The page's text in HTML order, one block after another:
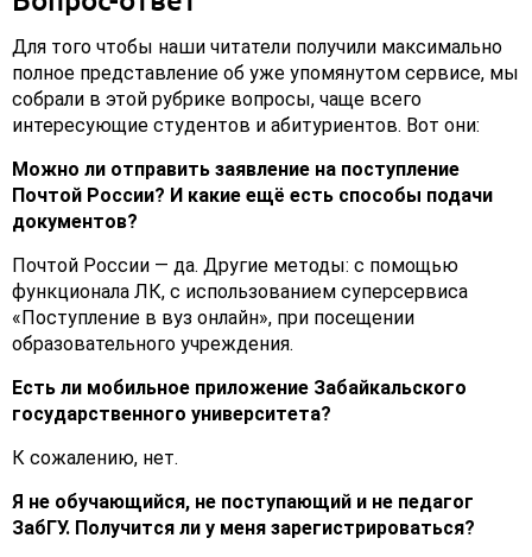
Для того чтобы наши читатели получили максимально
полное представление об уже упомянутом сервисе, мы
собрали в этой рубрике вопросы, чаще всего
интересующие студентов и абитуриентов. Вот они:
Можно ли отправить заявление на поступление
Почтой России? И какие ещё есть способы подачи
документов?
Почтой России — да. Другие методы: с помощью
функционала ЛК, с использованием суперсервиса
«Поступление в вуз онлайн», при посещении
образовательного учреждения.
Есть ли мобильное приложение Забайкальского
государственного университета?
К сожалению, нет.
Я не обучающийся, не поступающий и не педагог
ЗабГУ. Получится ли у меня зарегистрироваться?